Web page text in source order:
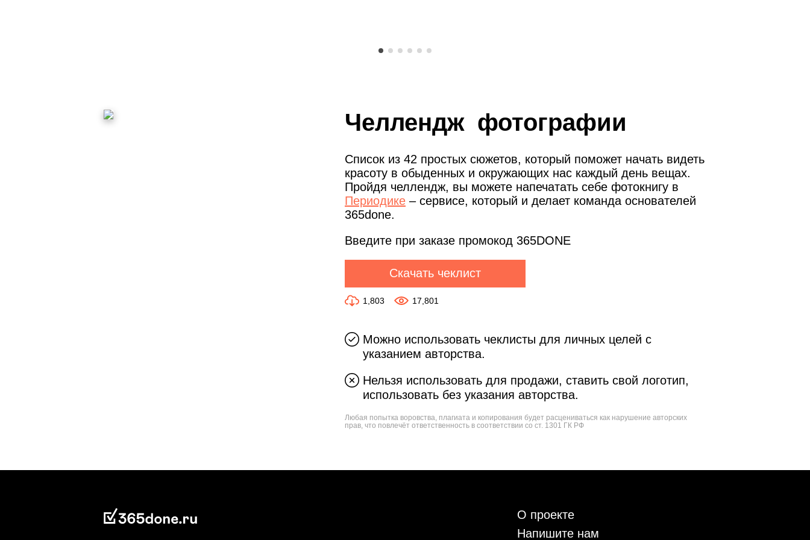
Челлендж фотографии
Список из 42 простых сюжетов, который поможет начать видеть
красоту в обыденных и окружающих нас каждый день вещах.
Пройдя челлендж, вы можете напечатать себе фотокнигу в
Периодике – сервисе, который и делает команда основателей
365done.
Введите при заказе промокод 365DONE
Скачать чеклист
1,803 17,801
Можно использовать чеклисты для личных целей с
указанием авторства.
Нельзя использовать для продажи, ставить свой логотип,
использовать без указания авторства.
Любая попытка воровства, плагиата и копирования будет расцениваться как нарушение авторских
прав, что повлечёт ответственность в соответствии со ст. 1301 ГК РФ
О проекте
Напишите нам